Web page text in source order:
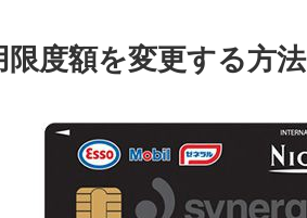
度額を変更する方法